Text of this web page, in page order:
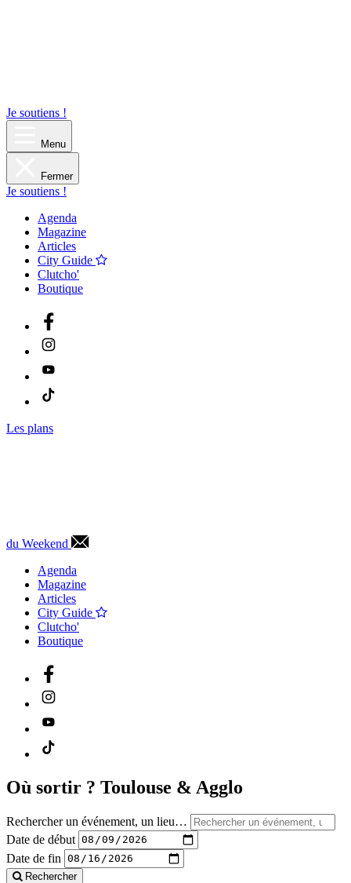
Je soutiens !
Menu
Fermer
Je soutiens !
Agenda
Magazine
Articles
City Guide
Clutcho'
Boutique
Les plans
du Weekend
Agenda
Magazine
Articles
City Guide
Clutcho'
Boutique
Où sortir ? Toulouse & Agglo
Rechercher un événement, un lieu…
Date de début
Date de fin
Rechercher